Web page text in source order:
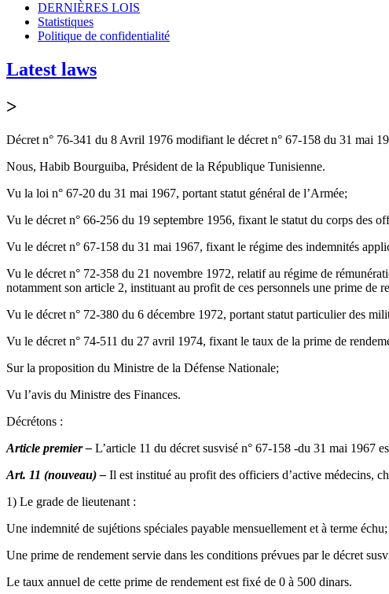
DERNIÈRES LOIS
Statistiques
Politique de confidentialité
Latest laws
>
Décret n° 76-341 du 8 Avril 1976 modifiant le décret n° 67-158 du 31 mai
Nous, Habib Bourguiba, Président de la République Tunisienne.
Vu la loi n° 67-20 du 31 mai 1967, portant statut général de l’Armée;
Vu le décret n° 66-256 du 19 septembre 1956, fixant le statut du corps des
Vu le décret n° 67-158 du 31 mai 1967, fixant le régime des indemnités
Vu le décret n° 72-358 du 21 novembre 1972, relatif au régime de
notamment son article 2, instituant au profit de ces personnels une prime de
Vu le décret n° 72-380 du 6 décembre 1972, portant statut particulier des
Vu le décret n° 74-511 du 27 avril 1974, fixant le taux de la prime de
Sur la proposition du Ministre de la Défense Nationale;
Vu l’avis du Ministre des Finances.
Décrétons :
Article premier – L’article 11 du décret susvisé n° 67-158 -du 31 mai 1967
Art. 11 (nouveau) – Il est institué au profit des officiers d’active médecins,
1) Le grade de lieutenant :
Une indemnité de sujétions spéciales payable mensuellement et à terme
Une prime de rendement servie dans les conditions prévues par le décret
Le taux annuel de cette prime de rendement est fixé de 0 à 500 dinars.